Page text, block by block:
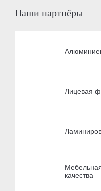
Наши партнёры
Лицевая
качества